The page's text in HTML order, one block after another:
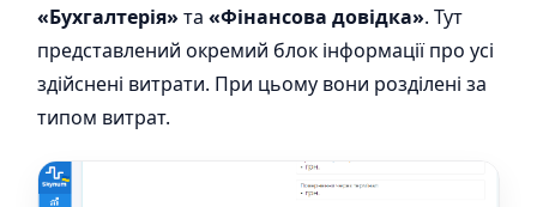
«Бухгалтерія» та «Фінансова довідка». Тут
представлений окремий блок інформації про усі
здійснені витрати. При цьому вони розділені за
типом витрат.